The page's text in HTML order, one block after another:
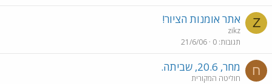
Z אתר אומנות הציור!
zikz
תגובות 0
21/6/06
ח מחר, 20.6, שביתה.
חוליטה המקורית